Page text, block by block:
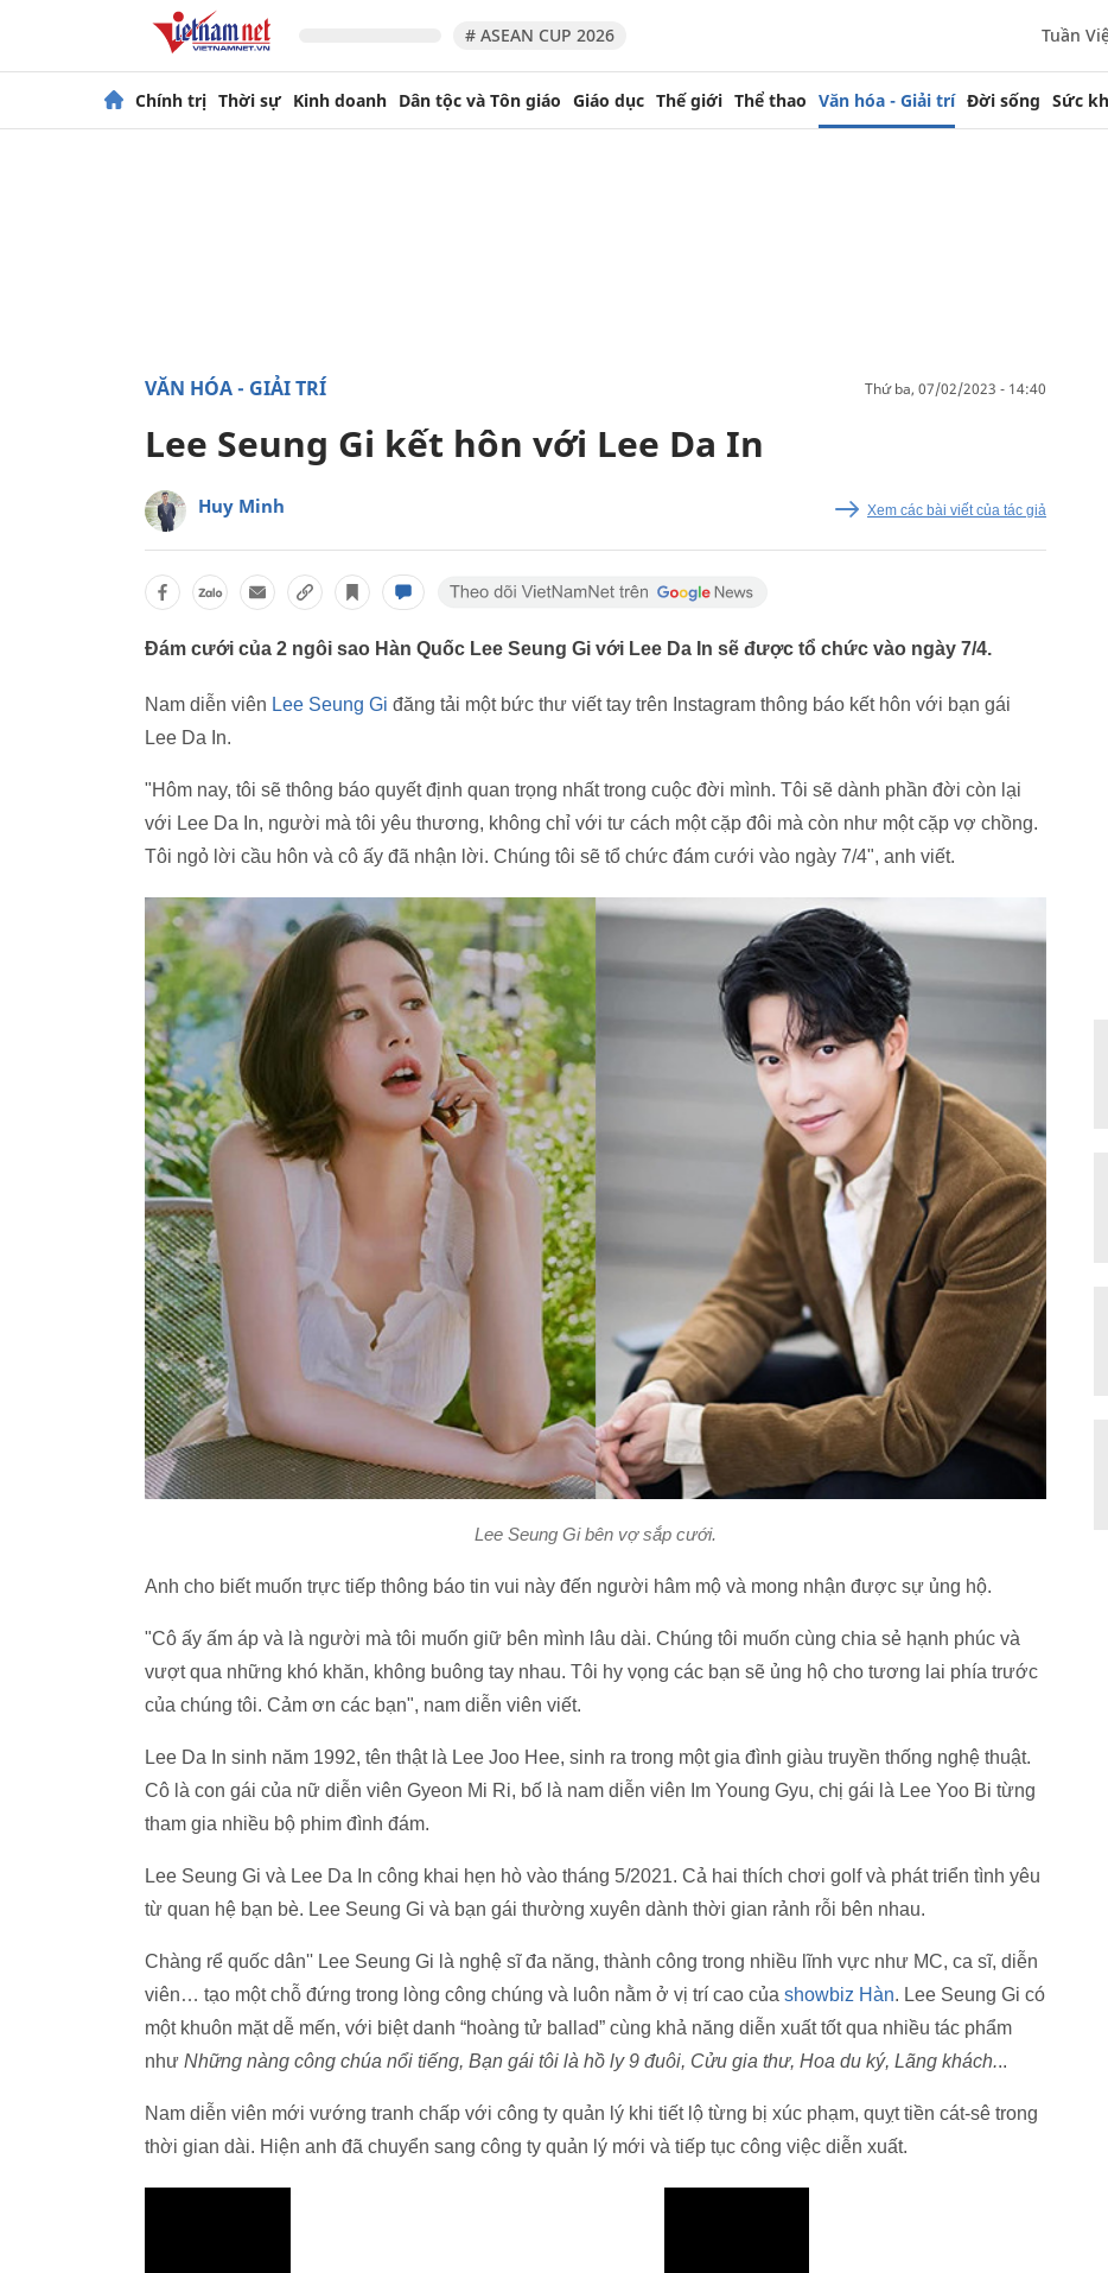
# ASEAN CUP 2026 Tuần
Chính trị Thời sự Kinh doanh Dân tộc và Tôn giáo Giáo dục Thế giới Thể thao Văn hóa - Giải trí Đời sống Sức
VĂN HÓA - GIẢI TRÍ thứ ba, 07/02/2023 - 14:40
Lee Seung Gi kết hôn với Lee Da In
Huy Minh Xem các bài viết của tác giả
Đám cưới của 2 ngôi sao Hàn Quốc Lee Seung Gi với Lee Da In sẽ được tổ chức vào ngày 7/4.
Nam diễn viên Lee Seung Gi đăng tải một bức thư viết tay trên Instagram thông báo kết hôn với bạn gái
Lee Da In.
"Hôm nay, tôi sẽ thông báo quyết định quan trọng nhất trong cuộc đời mình. Tôi sẽ dành phần đời còn lại
với Lee Da In, người mà tôi yêu thương, không chỉ với tư cách một cặp đôi mà còn như một cặp vợ chồng.
Tôi ngỏ lời cầu hôn và cô ấy đã nhận lời. Chúng tôi sẽ tổ chức đám cưới vào ngày 7/4", anh viết.
Lee Seung Gi bên vợ sắp cưới.
Anh cho biết muốn trực tiếp thông báo tin vui này đến người hâm mộ và mong nhận được sự ủng hộ.
"Cô ấy ấm áp và là người mà tôi muốn giữ bên mình lâu dài. Chúng tôi muốn cùng chia sẻ hạnh phúc và
vượt qua những khó khăn, không buông tay nhau. Tôi hy vọng các bạn sẽ ủng hộ cho tương lai phía trước
của chúng tôi. Cảm ơn các bạn", nam diễn viên viết.
Lee Da In sinh năm 1992, tên thật là Lee Joo Hee, sinh ra trong một gia đình giàu truyền thống nghệ thuật.
Cô là con gái của nữ diễn viên Gyeon Mi Ri, bố là nam diễn viên Im Young Gyu, chị gái là Lee Yoo Bi từng
tham gia nhiều bộ phim đình đám.
Lee Seung Gi và Lee Da In công khai hẹn hò vào tháng 5/2021. Cả hai thích chơi golf và phát triển tình yêu
từ quan hệ bạn bè. Lee Seung Gi và bạn gái thường xuyên dành thời gian rảnh rỗi bên nhau.
Chàng rể quốc dân'' Lee Seung Gi là nghệ sĩ đa năng, thành công trong nhiều lĩnh vực như MC, ca sĩ, diễn
viên… tạo một chỗ đứng trong lòng công chúng và luôn nằm ở vị trí cao của showbiz Hàn. Lee Seung Gi có
một khuôn mặt dễ mến, với biệt danh “hoàng tử ballad” cùng khả năng diễn xuất tốt qua nhiều tác phẩm
như Những nàng công chúa nổi tiếng, Bạn gái tôi là hồ ly 9 đuôi, Cửu gia thư, Hoa du ký, Lãng khách...
Nam diễn viên mới vướng tranh chấp với công ty quản lý khi tiết lộ từng bị xúc phạm, quỵt tiền cát-sê trong
thời gian dài. Hiện anh đã chuyển sang công ty quản lý mới và tiếp tục công việc diễn xuất.